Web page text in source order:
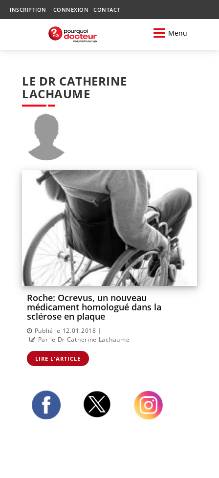
INSCRIPTION CONNEXION CONTACT
Menu
LE DR CATHERINE
LACHAUME
Roche: Ocrevus, un nouveau
médicament homologué dans la
sclérose en plaque
Publié le 12.01.2018 |
Par le Dr Catherine Lachaume
LIRE L'ARTICLE